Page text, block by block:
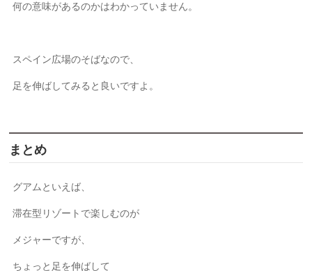
何の意味があるのかはわかっていません。
スペイン広場のそばなので、
足を伸ばしてみると良いですよ。
まとめ
グアムといえば、
滞在型リゾートで楽しむのが
メジャーですが、
ちょっと足を伸ばして